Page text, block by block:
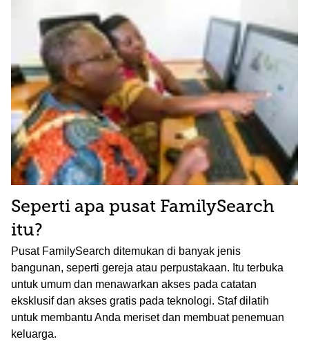
Seperti apa pusat FamilySearch
itu?
Pusat FamilySearch ditemukan di banyak jenis
bangunan, seperti gereja atau perpustakaan. Itu terbuka
untuk umum dan menawarkan akses pada catatan
eksklusif dan akses gratis pada teknologi. Staf dilatih
untuk membantu Anda meriset dan membuat penemuan
keluarga.